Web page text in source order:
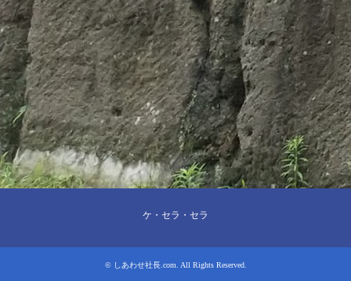
ケ・セラ・セラ
© しあわせ社長.com . All Rights Reserved.